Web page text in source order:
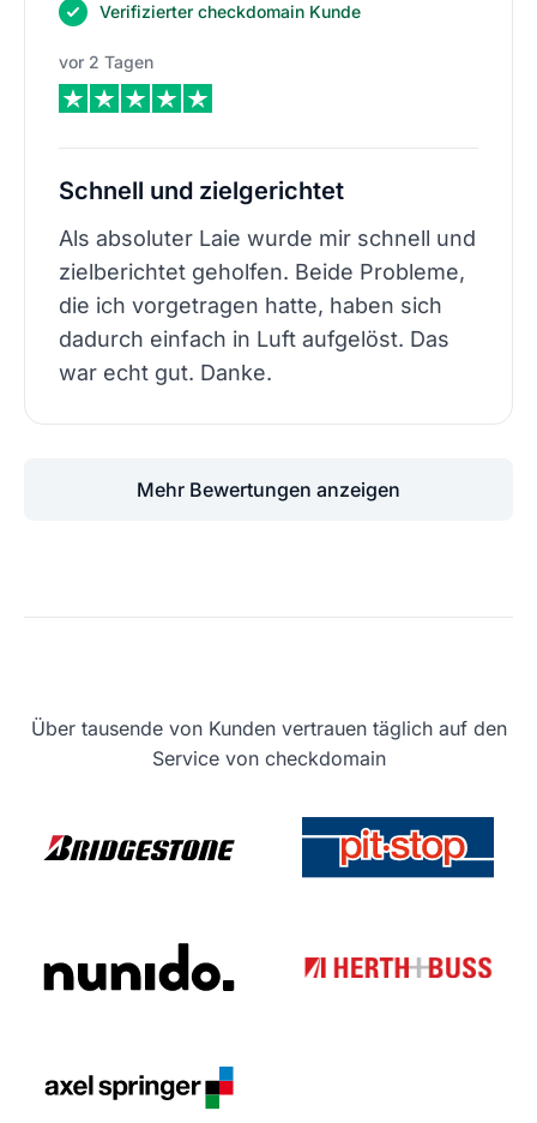
Verifizierter checkdomain Kunde
vor 2 Tagen
Schnell und zielgerichtet
Als absoluter Laie wurde mir schnell und
zielberichtet geholfen. Beide Probleme,
die ich vorgetragen hatte, haben sich
dadurch einfach in Luft aufgelöst. Das
war echt gut. Danke.
Mehr Bewertungen anzeigen
Über tausende von Kunden vertrauen täglich auf den
Service von checkdomain